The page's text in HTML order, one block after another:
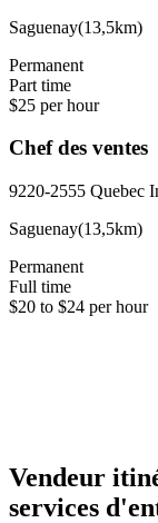
Saguenay(13,5km)
Permanent
Part time
$25 per hour
Chef des ventes
9220-2555 Quebec
Saguenay(13,5km)
Permanent
Full time
$20 to $24 per hour
Vendeur
services